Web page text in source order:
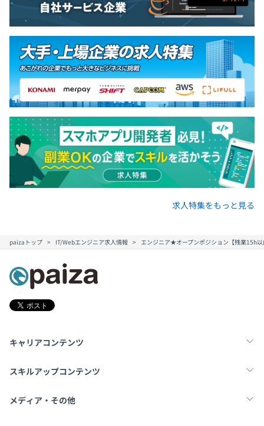
1プロジェクトの単位期間は半年以上のものが中心となり
ます。
チーム人数は3人ほどの小規模なものから巨大なプロジェ
クトまでさまざまです。
※弊社内では1〜6名のチームとなります。
求人特集をもっと見る
paizaトップ IT/Webエンジニア求人情報 エンジニア★オープンポジション【残業15h
キャリアコンテンツ
転職・キャリア
スキルアップコンテンツ
学習
メディア・その他